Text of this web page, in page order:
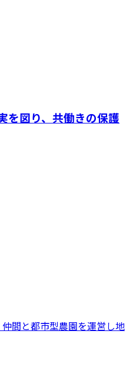
を図り、共働きの保護
間と都市型農園を運営し地